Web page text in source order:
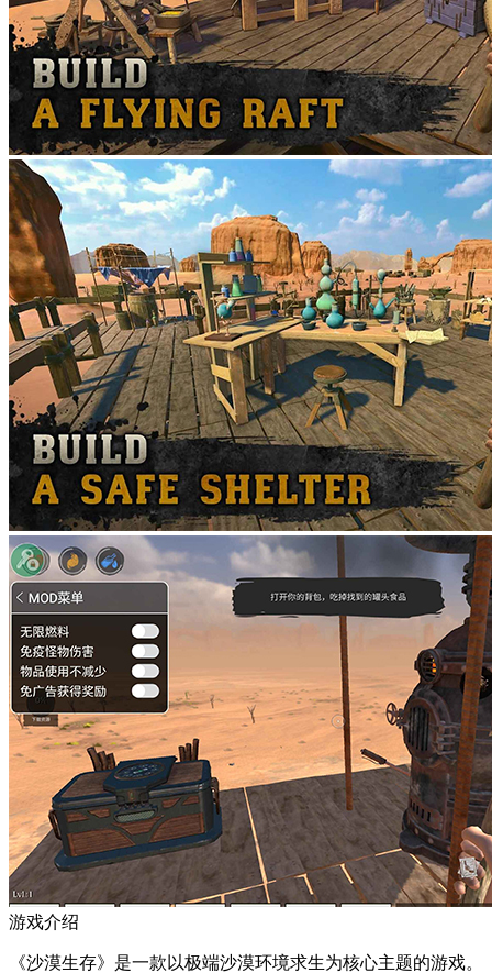
游戏介绍
《沙漠生存》是一款以极端沙漠环境求生为核心主题的游戏。